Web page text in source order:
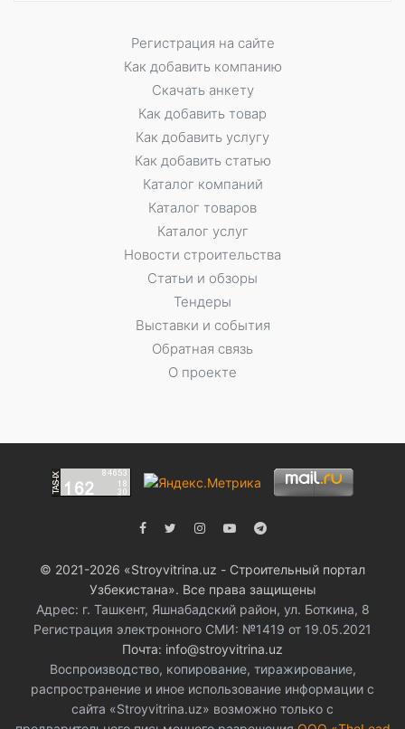
Регистрация на сайте
Как добавить компанию
Скачать анкету
Как добавить товар
Как добавить услугу
Как добавить статью
Каталог компаний
Каталог товаров
Каталог услуг
Новости строительства
Статьи и обзоры
Тендеры
Выставки и события
Обратная связь
О проекте
© 2021-2026 «Stroyvitrina.uz - Строительный портал
Узбекистана». Все права защищены
Адрес: г. Ташкент, Яшнабадский район, ул. Боткина, 8
Регистрация электронного СМИ: №1419 от 19.05.2021
Почта: info@stroyvitrina.uz
Воспроизводство, копирование, тиражирование,
распространение и иное использование информации с
сайта «Stroyvitrina.uz» возможно только с